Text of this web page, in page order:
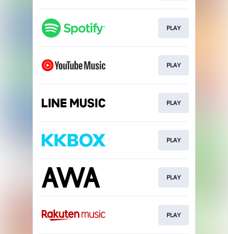
PLAY
PLAY
PLAY
PLAY
PLAY
PLAY